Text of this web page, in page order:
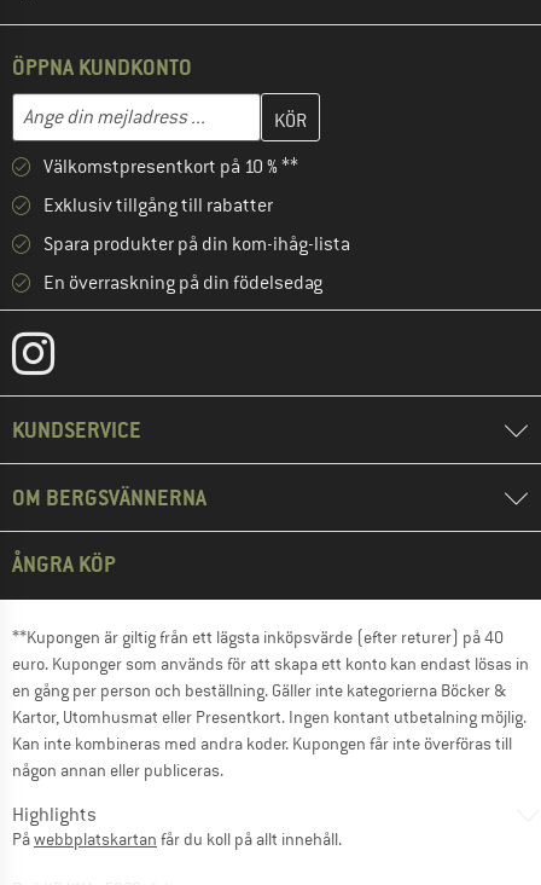
ÖPPNA KUNDKONTO
Mejladress
Skriv in din e-postadress här och skapa ditt kundkonto i nästa
Välkomstpresentkort på 10 % **
Exklusiv tillgång till rabatter
Spara produkter på din kom-ihåg-lista
En överraskning på din födelsedag
KUNDSERVICE
OM BERGSVÄNNERNA
ÅNGRA KÖP
**Kupongen är giltig från ett lägsta inköpsvärde (efter returer) på 40
euro. Kuponger som används för att skapa ett konto kan endast lösas in
en gång per person och beställning. Gäller inte kategorierna Böcker &
Kartor, Utomhusmat eller Presentkort. Ingen kontant utbetalning möjlig.
Kan inte kombineras med andra koder. Kupongen får inte överföras till
någon annan eller publiceras.
Highlights
Påwebbplatskartan får du koll på allt innehåll.